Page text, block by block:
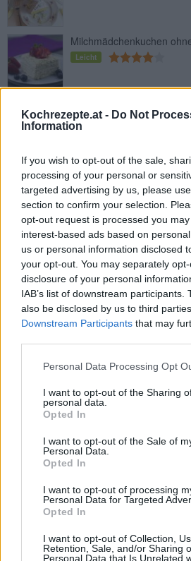
Kochrezepte.at - Do Not
Information
If you wish to opt-out of the sale,
processing of your personal or
targeted advertising by us, please
section to confirm your selection.
opt-out request is processed you
interest-based ads based on
us or personal information disclosed
your opt-out. You may separately
disclosure of your personal
IAB’s list of downstream participants.
also be disclosed by us to third
Downstream Participants that may
Personal Data Processing Opt
I want to opt-out of the Sharing
personal data.
Opted In
I want to opt-out of the Sale of
Personal Data.
Opted In
I want to opt-out of processing
Personal Data for Targeted
Opted In
I want to opt-out of Collection,
Retention, Sale, and/or Sharing
Personal Data that Is Unrelated
Milchmädchenkuchen
Leicht
Leicht
Pudding-Streuselkuchen
Leicht
Einfacher Rührkuchen
Leicht
Joghurtkuchen
Leicht
Mandarinen-Grieß-
Leicht
Einfacher Rührkuchen mit
Schokostreuseln
Leicht
Marzipan-Nusskuchen